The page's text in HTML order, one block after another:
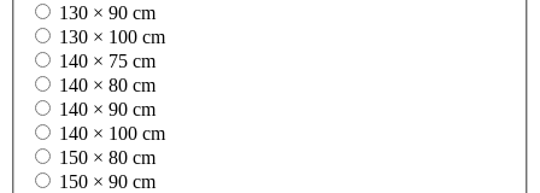
130 × 90 cm
130 × 100 cm
140 × 75 cm
140 × 80 cm
140 × 90 cm
140 × 100 cm
150 × 80 cm
150 × 90 cm